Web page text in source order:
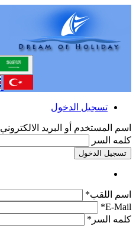
تسجيل الدخول
اسم المستخدم أو البريد الالكتروني
كلمه السر
تسجيل الدخول
اسم اللقب*
E-Mail*
كلمه السر*